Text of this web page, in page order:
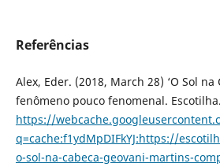
Referências
Alex, Eder. (2018, March 28) ‘O Sol na
fenômeno pouco fenomenal. Escotilha.
https://
q=cache:f1ydMpDIFkYJ:https://
o-sol-na-cabeca-geovani-martins-